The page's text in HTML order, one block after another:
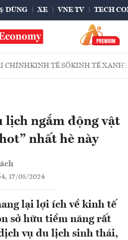
DÙNG XE VNE TV TECH
CHÍNHKINH TẾ SỐKINH TẾ XANH
ngắm động vật
nhất hè này
17/05/2024
lại lợi ích về kinh tế
sở hữu tiềm năng rất
vụ du lịch sinh thái,